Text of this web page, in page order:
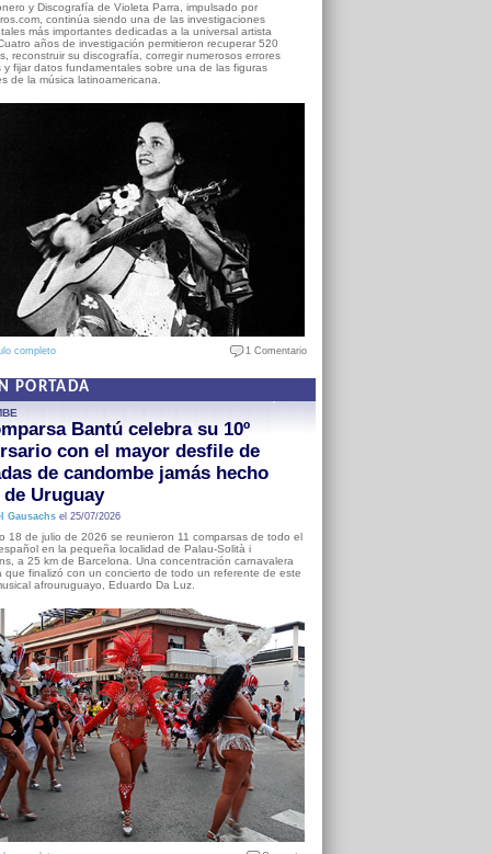
y Discografía de Violeta Parra, impulsado por
continúa siendo una de las investigaciones
más importantes dedicadas a la universal artista
años de investigación permitieron recuperar 520
reconstruir su discografía, corregir numerosos errores
y fijar datos fundamentales sobre una de las figuras
de la música latinoamericana.
completo 1 Comentario
PORTADA
Bantú celebra su 10º
con el mayor desfile de
de candombe jamás hecho
Uruguay
Gausachsel 25/07/2026
18 de julio de 2026 se reunieron 11 comparsas de todo el
en la pequeña localidad de Palau-Solità i
a 25 km de Barcelona. Una concentración carnavalera
que finalizó con un concierto de todo un referente de este
afrouruguayo, Eduardo Da Luz.